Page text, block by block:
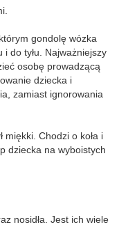
gondolę wózka
do tyłu. Najważniejszy
osobę prowadzącą
dziecka i
zamiast ignorowania
miękki. Chodzi o koła i
dziecka na wyboistych
nosidła. Jest ich wiele